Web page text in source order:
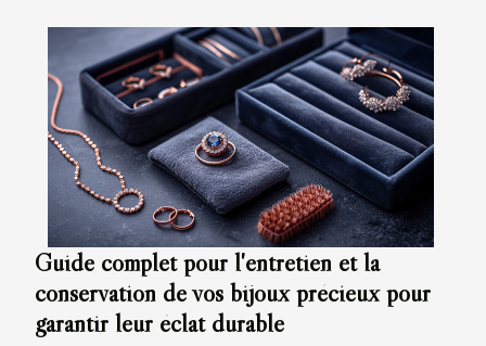
Guide complet pour l'entretien et la
conservation de vos bijoux précieux pour
garantir leur éclat durable